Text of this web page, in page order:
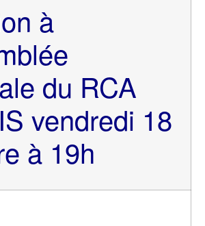
à
du RCA
vendredi 18
à 19h